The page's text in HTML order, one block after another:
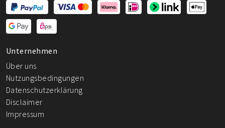
Unternehmen
Über uns
Nutzungsbedingungen
Datenschutzerklärung
Disclaimer
Impressum